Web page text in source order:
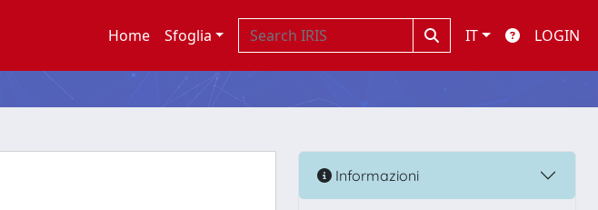
Home Sfoglia IT LOGIN
Informazioni